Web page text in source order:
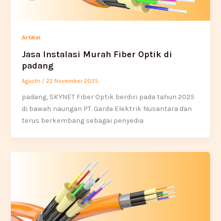
Artikel
Jasa Instalasi Murah Fiber Optik di
padang
Agustri / 22 November 2025
padang, SKYNET Fiber Optik berdiri pada tahun 2025
di bawah naungan PT. Garda Elektrik Nusantara dan
terus berkembang sebagai penyedia